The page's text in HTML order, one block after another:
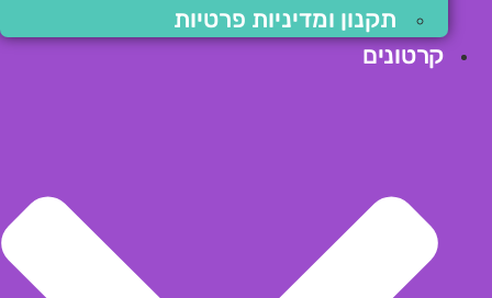
תקנון ומדיניות פרטיות
קרטונים